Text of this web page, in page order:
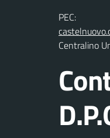
PEC:
Centralino